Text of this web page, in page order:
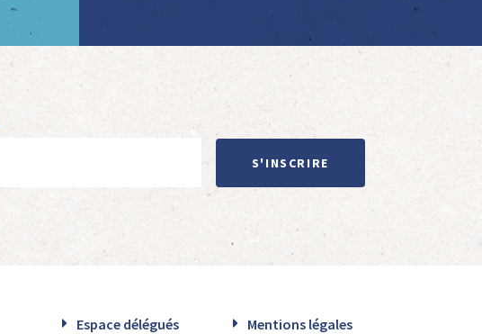
S'INSCRIRE
Espace délégués Mentions légales